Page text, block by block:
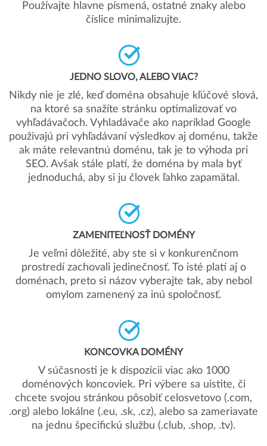
Používajte hlavne písmená, ostatné znaky alebo
číslice minimalizujte.
JEDNO SLOVO, ALEBO VIAC?
Nikdy nie je zlé, keď doména obsahuje kľúčové slová,
na ktoré sa snažíte stránku optimalizovať vo
vyhľadávačoch. Vyhladávače ako napríklad Google
použivajú pri vyhľadávaní výsledkov aj doménu, takže
ak máte relevantnú doménu, tak je to výhoda pri
SEO. Avšak stále platí, že doména by mala byť
jednoduchá, aby si ju človek ľahko zapamätal.
ZAMENITEĽNOSŤ DOMÉNY
Je veľmi dôležité, aby ste si v konkurenčnom
prostredí zachovali jedinečnosť. To isté platí aj o
doménach, preto si názov vyberajte tak, aby nebol
omylom zamenený za inú spoločnosť.
KONCOVKA DOMÉNY
V súčasnosti je k dispozícii viac ako 1000
doménových koncoviek. Pri výbere sa uistite, či
chcete svojou stránkou pôsobiť celosvetovo (.com,
.org) alebo lokálne (.eu, .sk, .cz), alebo sa zameriavate
na jednu špecifickú službu (.club, .shop, .tv).